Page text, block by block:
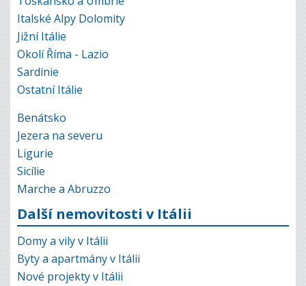
Italské Alpy Dolomity
Jižní Itálie
Okolí Říma - Lazio
Sardinie
Ostatní Itálie
Benátsko
Jezera na severu
Ligurie
Sicílie
Marche a Abruzzo
Další nemovitosti v Itálii
Domy a vily v Itálii
Byty a apartmány v Itálii
Nové projekty v Itálii